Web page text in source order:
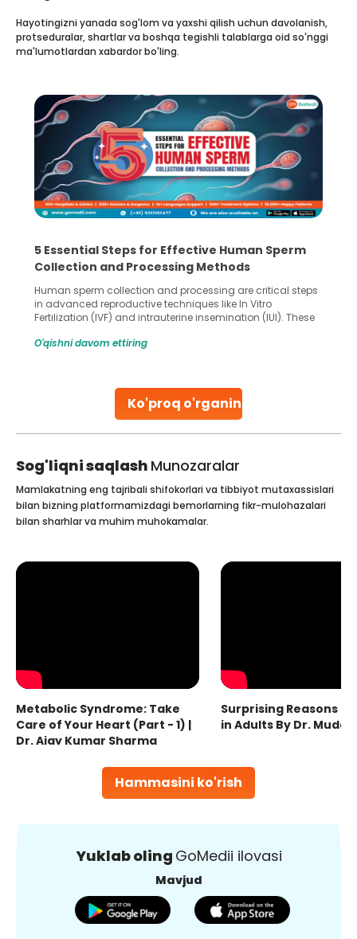
Ko'proq o'rganing
Hayotingizni yanada sog'lom va yaxshi qilish uchun davolanish,
protseduralar, shartlar va boshqa tegishli talablarga oid so'nggi
ma'lumotlardan xabardor bo'ling.
5 Essential Steps for Effective Human Sperm
Collection and Processing Methods
Human sperm collection and processing are critical steps
in advanced reproductive techniques like In Vitro
Fertilization (IVF) and intrauterine insemination (IUI). These
challenges and help couples achieve their dream of
collected, they process the
O'qishni davom ettiring
Sog'liqni saqlash Munozaralar
Hammasini ko'rish
Mamlakatning eng tajribali shifokorlari va tibbiyot mutaxassislari
bilan bizning platformamizdagi bemorlarning fikr-mulohazalari
bilan sharhlar va muhim muhokamalar.
Metabolic Syndrome: Take
Care of Your Heart (Part - 1) |
Dr. Ajay Kumar Sharma
Surprising Reasons
in Adults By Dr.
Yuklab oling GoMedii ilovasi
Mavjud